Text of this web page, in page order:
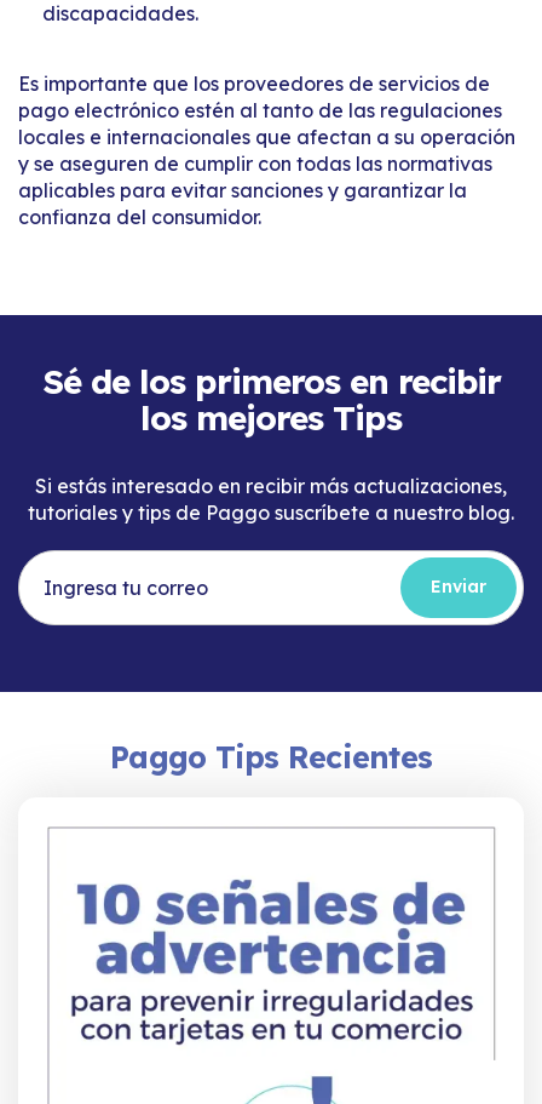
discapacidades.
Es importante que los proveedores de servicios de
pago electrónico estén al tanto de las regulaciones
locales e internacionales que afectan a su operación
y se aseguren de cumplir con todas las normativas
aplicables para evitar sanciones y garantizar la
confianza del consumidor.
Sé de los primeros en recibir
los mejores Tips
Si estás interesado en recibir más actualizaciones,
tutoriales y tips de Paggo suscríbete a nuestro blog.
Paggo Tips Recientes